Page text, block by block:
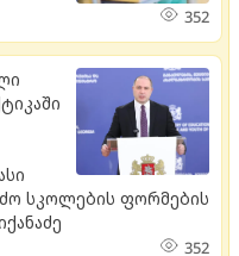
352
სკოლების ფორმების
352